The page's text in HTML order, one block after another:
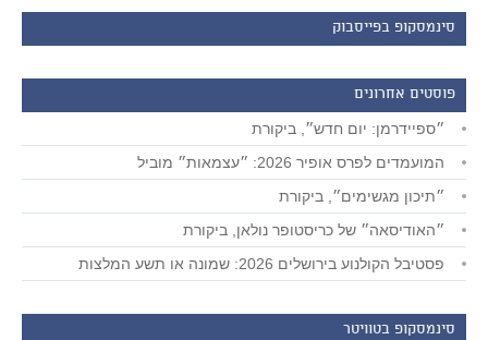
סינמסקופ בפייסבוק
פוסטים אחרונים
״ספיידרמן: יום חדש״, ביקורת
המועמדים לפרס אופיר 2026: ״עצמאות״ מוביל
״תיכון מגשימים״, ביקורת
״האודיסאה״ של כריסטופר נולאן, ביקורת
פסטיבל הקולנוע בירושלים 2026: שמונה או תשע המלצות
סינמסקופ בטוויטר